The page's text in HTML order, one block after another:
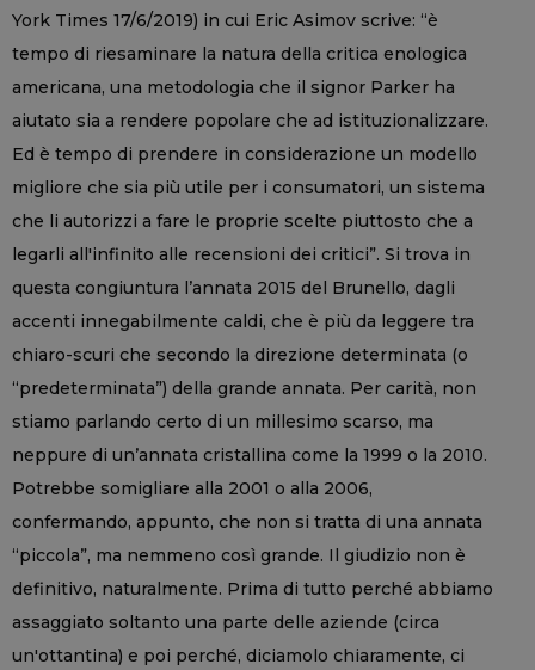
York Times 17/6/2019) in cui Eric Asimov scrive: “è
tempo di riesaminare la natura della critica enologica
americana, una metodologia che il signor Parker ha
aiutato sia a rendere popolare che ad istituzionalizzare.
Ed è tempo di prendere in considerazione un modello
migliore che sia più utile per i consumatori, un sistema
che li autorizzi a fare le proprie scelte piuttosto che a
legarli all'infinito alle recensioni dei critici”. Si trova in
questa congiuntura l’annata 2015 del Brunello, dagli
accenti innegabilmente caldi, che è più da leggere tra
chiaro-scuri che secondo la direzione determinata (o
“predeterminata”) della grande annata. Per carità, non
stiamo parlando certo di un millesimo scarso, ma
neppure di un’annata cristallina come la 1999 o la 2010.
Potrebbe somigliare alla 2001 o alla 2006,
confermando, appunto, che non si tratta di una annata
“piccola”, ma nemmeno così grande. Il giudizio non è
definitivo, naturalmente. Prima di tutto perché abbiamo
assaggiato soltanto una parte delle aziende (circa
un'ottantina) e poi perché, diciamolo chiaramente, ci